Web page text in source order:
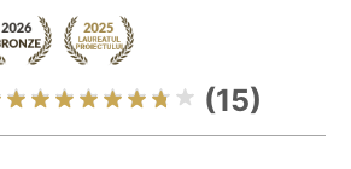
(15)